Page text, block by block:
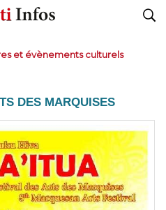
et évènements culturels
DES MARQUISES